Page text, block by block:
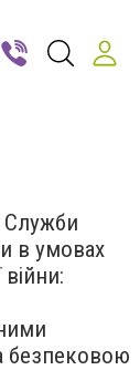
Служби
в умовах
безпековою